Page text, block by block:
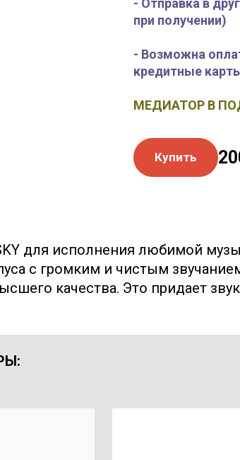
- Отправка в
при получении)
- Возможна
кредитные
МЕДИАТОР В
Купить
для исполнения любимой
с громким и чистым
качества. Это придает
: